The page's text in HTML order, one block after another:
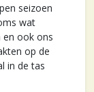
seizoen
wat
en ook ons
op de
in de tas